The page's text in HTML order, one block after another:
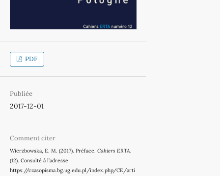
PDF
Publiée
2017-12-01
Comment citer
Wierzbowska, E. M. (2017). Préface. Cahiers ERTA,
(12). Consulté à l’adresse
https://czasopisma.bg.ug.edu.pl/index.php/CE/arti